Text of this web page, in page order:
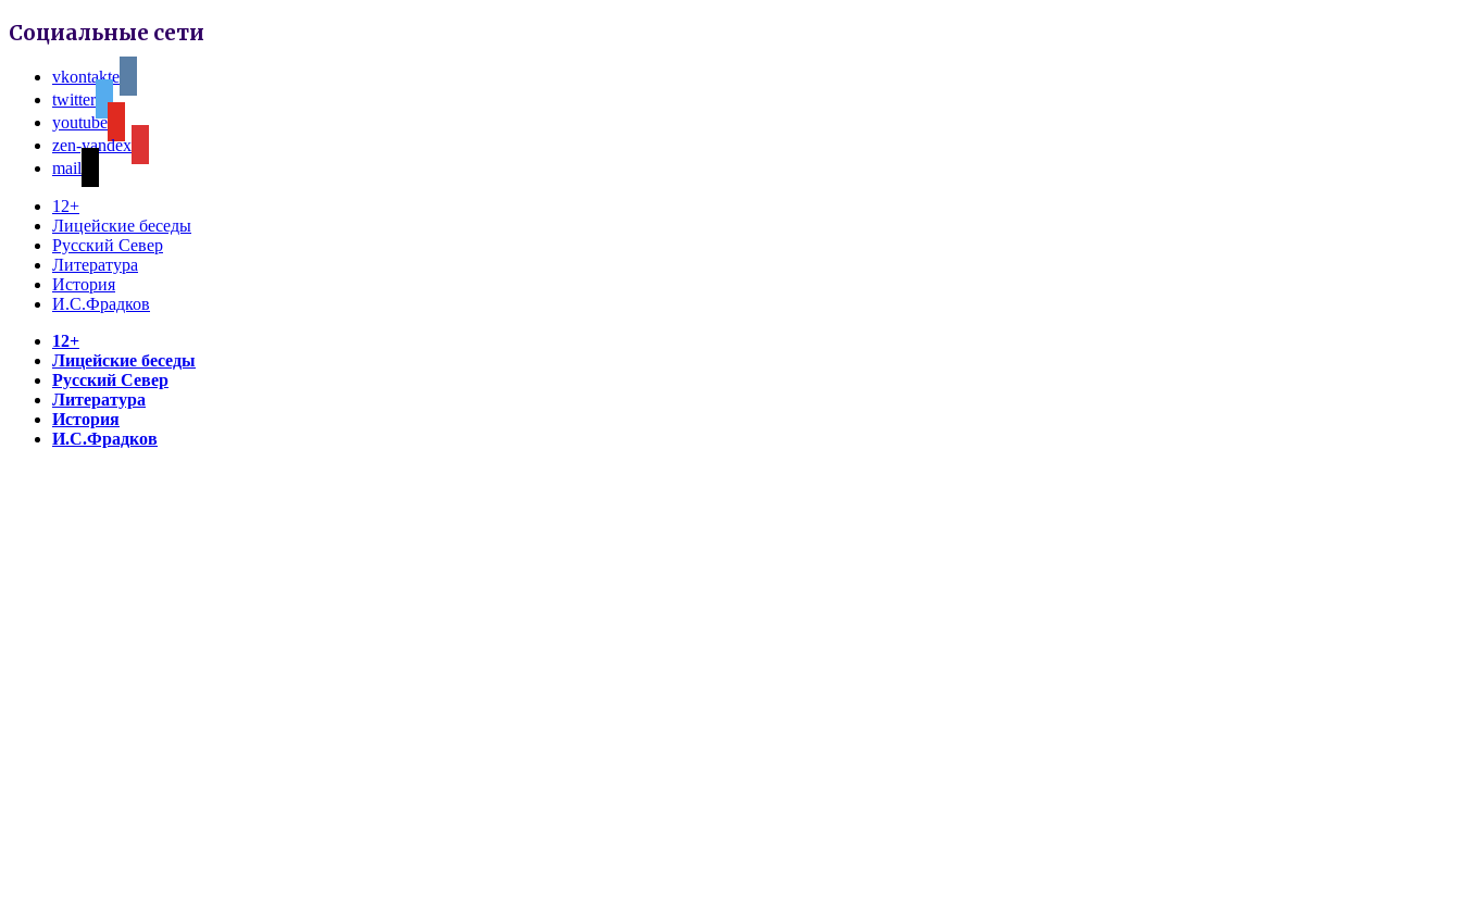
Социальные сети
vkontakte
twitter
youtube
zen-yandex
mail
12+
Лицейские беседы
Русский Север
Литература
История
И.С.Фрадков
12+
Лицейские беседы
Русский Север
Литература
История
И.С.Фрадков